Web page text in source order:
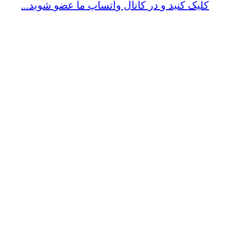
کلیک کنید و در کانال واتساپ ما عضو شوید...